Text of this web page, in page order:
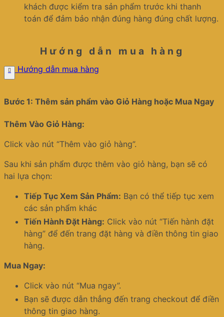
khách được kiểm tra sản phẩm trước khi thanh
toán để đảm bảo nhận đúng hàng đúng chất lượng.
Hướng dẫn mua hàng
Hướng dẫn mua hàng
Bước 1: Thêm sản phẩm vào Giỏ Hàng hoặc Mua Ngay
Thêm Vào Giỏ Hàng:
Click vào nút “Thêm vào giỏ hàng”.
Sau khi sản phẩm được thêm vào giỏ hàng, bạn sẽ có
hai lựa chọn:
Tiếp Tục Xem Sản Phẩm: Bạn có thể tiếp tục xem
các sản phẩm khác
Tiến Hành Đặt Hàng: Click vào nút “Tiến hành đặt
hàng” để đến trang đặt hàng và điền thông tin giao
hàng.
Mua Ngay:
Click vào nút “Mua ngay”.
Bạn sẽ được dẫn thẳng đến trang checkout để điền
thông tin giao hàng.